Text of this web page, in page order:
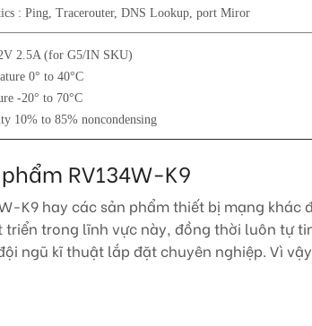
: Ping, Tracerouter, DNS Lookup, port Miror
2.5A (for G5/IN SKU)
0° to 40°C
-20° to 70°C
10% to 85% noncondensing
RV134W-K9
K9 hay các sản phẩm thiết bị mạng
trong lĩnh vực này, đồng thời luôn tự
ngũ kĩ thuật lắp đặt chuyên nghiệp. Vì